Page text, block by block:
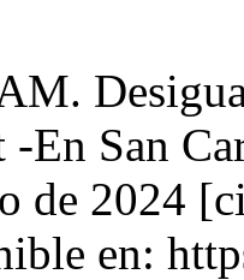
-En San
de 2024
en: